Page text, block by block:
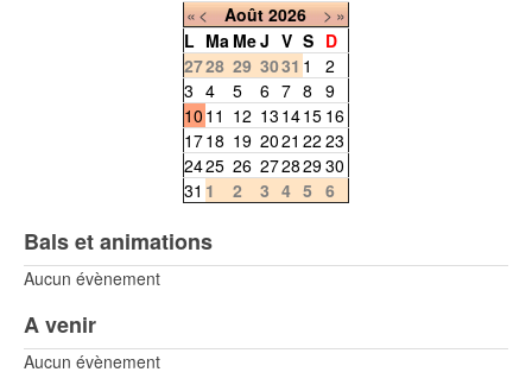
«< Août 2026 >»
L Ma MeJ V S D
2728 29 3031 1
2
3 4 5 6 7 8 9
10 11 12 13 1415 16
1718 19 2021 22 23
2425 26 27282930
31 1 2 3 4 5 6
Bals et animations
Aucun évènement
A venir
Aucun évènement